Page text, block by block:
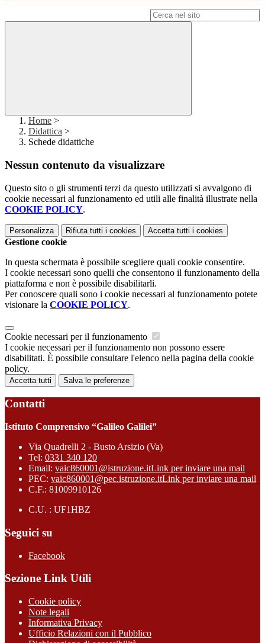
Home >
Didattica >
Schede didattiche
Nessun contenuto da visualizzare
Questo sito o gli strumenti terzi da questo utilizzati si avvalgono di
cookie necessari al funzionamento ed utili alle finalità illustrate nella
COOKIE POLICY.
Personalizza Rifiuta tutti i cookies Accetta tutti i cookies
Gestione cookie
In questa schermata è possibile scegliere quali cookie consentire.
I cookie necessari sono quelli che consentono il funzionamento della
piattaforma e non è possibile disabilitarli.
Per conoscere quali sono i cookie necessari al funzionamento potete
visionare la COOKIE POLICY.
Cookie necessari per il funzionamento
I cookie necessari per il funzionamento non possono essere
disabilitati. È possibile consultare l'elenco nella pagina della cookie
policy.
Accetta tutti Salva le preferenze
Contatti
Istituto Comprensivo “Galileo Galilei”
Via Quadrelli 2 - Busto Arsizio (Va)
Tel: 0331 340 120
Email: vaic860001@istruzione.itLink per inviare una mail
PEC: vaic860001@pec.istruzione.itLink per inviare una mail
C.F.: 81009910126
C.U. : UF1HBZ
Seguici su
Facebook
Sezione Link Utili
Cookie policy
Note legali
Informativa Privacy
Ufficio Relazioni con il Pubblico